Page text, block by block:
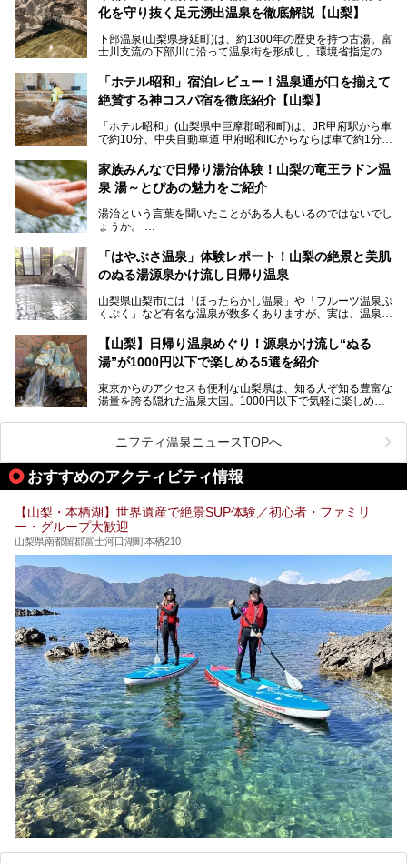
化を守り抜く足元湧出温泉を徹底解説【山梨】
下部温泉(山梨県身延町)は、約1300年の歴史を持つ古湯。富
士川支流の下部川に沿って温泉街を形成し、環境省指定の国
中でも「古湯坊 源泉舘」は、戦国時代に武田信玄公も療養
したと伝えられる名湯の宿。最大の特徴は、令和の現代にお
いても混浴文化が守られ、老若男女の分け隔て一切無く温泉
向にありますが、「古湯坊 源泉舘」では本来あるべき混浴
の姿が保たれている点に注目すべきでしょう。
今回は足元湧出の混浴温泉である「かくし湯大岩風呂」をは
じめ、湯治棟である「別館神泉」を中心に「古湯坊 源泉
舘」の全貌を徹底紹介します。
「ホテル昭和」宿泊レビュー！温泉通が口を揃えて
絶賛する神コスパ宿を徹底紹介【山梨】
「ホテル昭和」(山梨県中巨摩郡昭和町)は、JR甲府駅から車
で約10分、中央自動車道 甲府昭和ICからならば車で約1分の
から、一人泊でも6,000円台から宿泊可能です。
しかし、最大の魅力は“温泉そのもの”でしょう。自家源泉を
統の単純温泉は、入浴すると実にサッパリ爽快。日帰り入浴
不可なこともあり、全国の温泉ファンがこの温泉を求めて
では循環濾過の沸かし湯が一般的ですが、ここは本物の極上
温泉。まさに価格破壊と言えるクオリティです。
室や無料朝食などをご紹介。温泉通が口を揃えて絶賛する神
コスパ宿の全貌を徹底解説します！
家族みんなで日帰り湯治体験！山梨の竜王ラドン温
泉 湯～とぴあの魅力をご紹介
湯治という言葉を聞いたことがある人もいるのではないでし
ょうか。
なかなか体験できない、湯治体験が日帰りでできる温浴施設
が山梨にあります。
ぴあ」の魅力をご紹介します。
提供元：株式会社湯ーとぴあ【PR】
この記事は株式会社湯ーとぴあのPRレポート記事です。
「はやぶさ温泉」体験レポート！山梨の絶景と美肌
のぬる湯源泉かけ流し日帰り温泉
山梨県山梨市には「ほったらかし温泉」や「フルーツ温泉ぷ
くぷく」など有名な温泉が数多くありますが、実は、温泉マ
です。今回紹介する「はやぶさ温泉」も、そのひとつ。温泉
はもちろん、絶景や地元食材を活かしたグルメも堪能できま
す。
します。
【山梨】日帰り温泉めぐり！源泉かけ流し“ぬる
湯”が1000円以下で楽しめる5選を紹介
東京からのアクセスも便利な山梨県は、知る人ぞ知る豊富な
湯量を誇る隠れた温泉大国。1000円以下で気軽に楽しめ
も、これからの季節に嬉しい、じんわりと体の芯まで温ま
る“ぬる湯”が豊富なのも魅力。今回は、湯質も抜群で心ゆく
までリラックスできる山梨のお得な日帰り温泉を、実際体験
した感想と共に紹介します。
※ぬる湯とは35℃～39℃程度の体温に近いぬるめ温泉のこ
ニフティ温泉ニュースTOPへ
おすすめのアクティビティ情報
【山梨・本栖湖】世界遺産で絶景SUP体験／初心者・ファミリ
ー・グループ大歓迎
山梨県南都留郡富士河口湖町本栖210